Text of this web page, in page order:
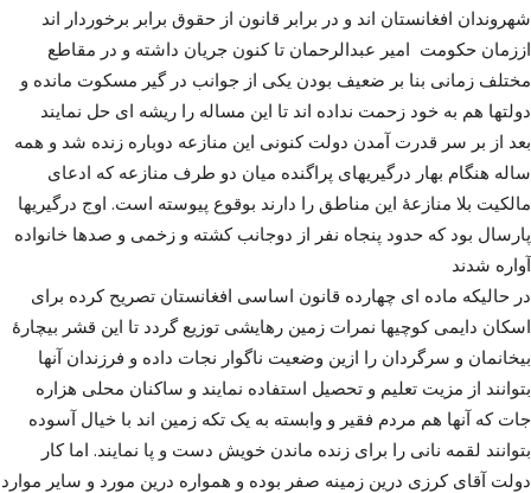
شهروندان افغانستان اند و در برابر قانون از حقوق برابر برخوردار اند
اززمان حکومت امیر عبدالرحمان تا کنون جریان داشته و در مقاطع
مختلف زمانی بنا بر ضعیف بودن یکی از جوانب در گیر مسکوت مانده و
دولتها هم به خود زحمت نداده اند تا این مساله را ریشه ای حل نمایند
بعد از بر سر قدرت آمدن دولت کنونی این منازعه دوباره زنده شد و همه
ساله هنگام بهار درگیریهای پراگنده میان دو طرف منازعه که ادعای
مالکیت بلا منازعۀ این مناطق را دارند بوقوع پیوسته است. اوج درگیریها
پارسال بود که حدود پنجاه نفر از دوجانب کشته و زخمی و صدها خانواده
آواره شدند
در حالیکه ماده ای چهارده قانون اساسی افغانستان تصریح کرده برای
اسکان دایمی کوچیها نمرات زمین رهایشی توزیع گردد تا این قشر بیچارۀ
بیخانمان و سرگردان را ازین وضعیت ناگوار نجات داده و فرزندان آنها
بتوانند از مزیت تعلیم و تحصیل استفاده نمایند و ساکنان محلی هزاره
جات که آنها هم مردم فقیر و وابسته به یک تکه زمین اند با خیال آسوده
بتوانند لقمه نانی را برای زنده ماندن خویش دست و پا نمایند. اما کار
دولت آقای کرزی درین زمینه صفر بوده و همواره درین مورد و سایر موارد